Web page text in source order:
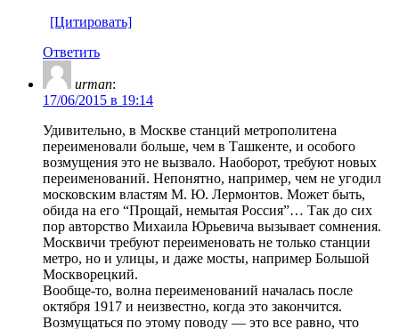
[Цитировать]
Ответить
urman:
17/06/2015 в 19:14
Удивительно, в Москве станций метрополитена
переименовали больше, чем в Ташкенте, и особого
возмущения это не вызвало. Наоборот, требуют новых
переименований. Непонятно, например, чем не угодил
московским властям М. Ю. Лермонтов. Может быть,
обида на его “Прощай, немытая Россия”… Так до сих
пор авторство Михаила Юрьевича вызывает сомнения.
Москвичи требуют переименовать не только станции
метро, но и улицы, и даже мосты, например Большой
Москворецкий.
Вообще-то, волна переименований началась после
октября 1917 и неизвестно, когда это закончится.
Возмущаться по этому поводу — это все равно, что